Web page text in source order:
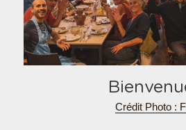
Venir nous voir
Contact & réseaux sociaux
Crédit Photo :